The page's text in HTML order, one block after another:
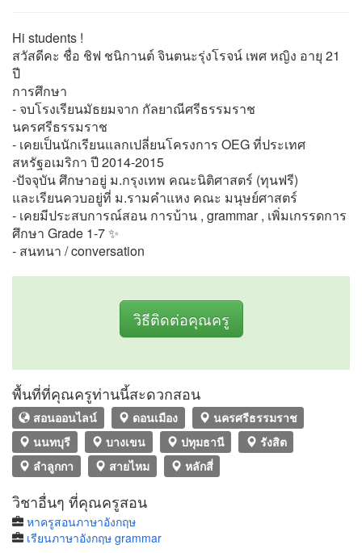
Hi students !
สวัสดีคะ ชื่อ ชิฟ ชนิกานต์ จินตนะรุ่งโรจน์ เพศ หญิง อายุ 21
ปี
การศึกษา
- จบโรงเรียนมัธยมจาก กัลยาณีศรีธรรมราช
นครศรีธรรมราช
- เคยเป็นนักเรียนแลกเปลี่ยนโครงการ OEG ที่ประเทศ
สหรัฐอเมริกา ปี 2014-2015
-ปัจจุบัน ศึกษาอยู่ ม.กรุงเทพ คณะนิติศาสตร์ (ทุนฟรี)
และเรียนควบอยู่ที่ ม.รามคำแหง คณะ มนุษย์ศาสตร์
- เคยมีประสบการณ์สอน การบ้าน , grammar , เพิ่มเกรรดการ
ศึกษา Grade 1-7 ✨
- สนทนา / conversation
วิธีติดต่อคุณครู
พื้นที่ที่คุณครูท่านนี้สะดวกสอน
สอนออนไลน์ ดอนเมือง
นครศรีธรรมราช
นนทบุรี
บางเขน ปทุมธานี
รังสิต
ลำลูกกา
สายไหม หลักสี่
วิชาอื่นๆ ที่คุณครูสอน
หาครูสอนภาษาอังกฤษ
เรียนภาษาอังกฤษ grammar